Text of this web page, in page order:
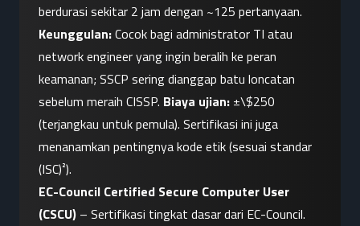
Keunggulan: Cocok bagi administrator TI atau
network engineer yang ingin beralih ke peran
keamanan; SSCP sering dianggap batu loncatan
sebelum meraih CISSP. Biaya ujian: ±\$250
(terjangkau untuk pemula). Sertifikasi ini juga
menanamkan pentingnya kode etik (sesuai standar
(ISC)²).
EC-Council Certified Secure Computer User
(CSCU)